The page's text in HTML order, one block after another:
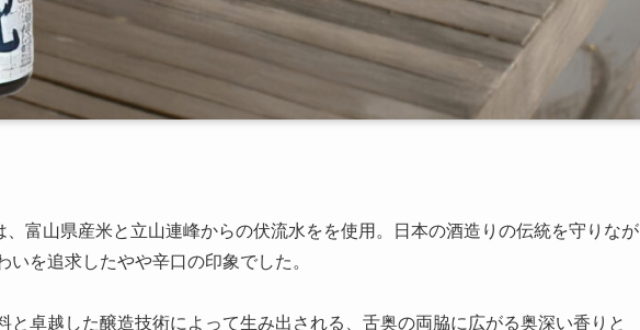
、富山県産米と立山連峰からの伏流水をを使用。日本の酒造りの伝統を守りなが
いを追求したやや辛口の印象でした。
と卓越した醸造技術によって生み出される、舌奥の両脇に広がる奥深い香りと